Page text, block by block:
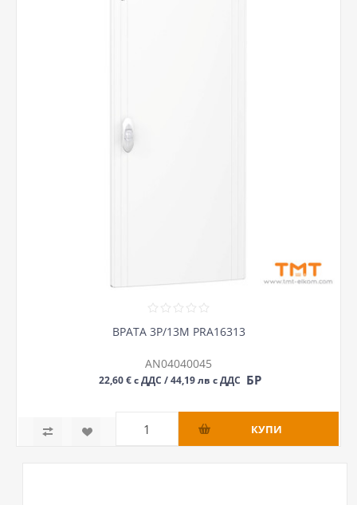
ВРАТА 3Р/13М PRA16313
AN04040045
22,60 € с ДДС / 44,19 лв с ДДС БР